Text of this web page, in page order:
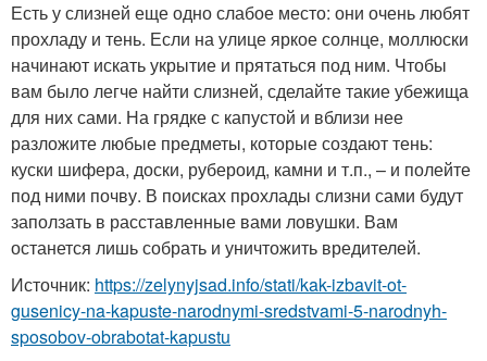
Есть у слизней еще одно слабое место: они очень любят
прохладу и тень. Если на улице яркое солнце, моллюски
начинают искать укрытие и прятаться под ним. Чтобы
вам было легче найти слизней, сделайте такие убежища
для них сами. На грядке с капустой и вблизи нее
разложите любые предметы, которые создают тень:
куски шифера, доски, рубероид, камни и т.п., – и полейте
под ними почву. В поисках прохлады слизни сами будут
заползать в расставленные вами ловушки. Вам
останется лишь собрать и уничтожить вредителей.
Источник: https://zelynyjsad.info/stati/kak-izbavit-ot-
gusenicy-na-kapuste-narodnymi-sredstvami-5-narodnyh-
sposobov-obrabotat-kapustu